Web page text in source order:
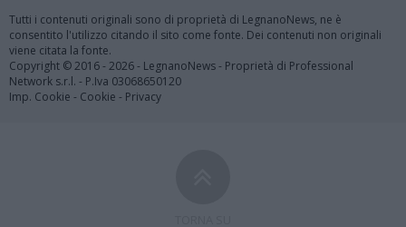
Tutti i contenuti originali sono di proprietà di LegnanoNews, ne è
consentito l'utilizzo citando il sito come fonte. Dei contenuti non originali
viene citata la fonte.
Copyright © 2016 - 2026 - LegnanoNews - Proprietà di Professional
Network s.r.l. - P.Iva 03068650120
Imp. Cookie - Cookie - Privacy